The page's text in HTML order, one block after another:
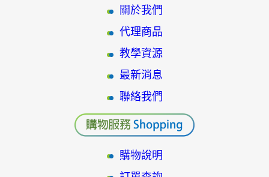
關於我們
代理商品
教學資源
最新消息
聯絡我們
購物說明